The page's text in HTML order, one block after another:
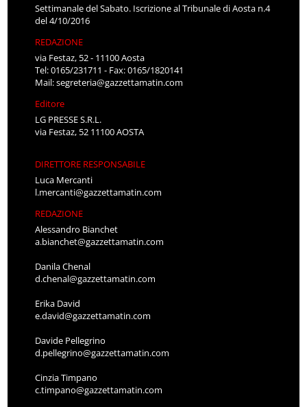
Settimanale del Sabato. Iscrizione al Tribunale di Aosta n.4
del 4/10/2016
REDAZIONE
via Festaz, 52 - 11100 Aosta
Tel: 0165/231711 - Fax: 0165/1820141
Mail:segreteria@gazzettamatin.com
Editore
LG PRESSE S.R.L.
via Festaz, 52 11100 AOSTA
DIRETTORE RESPONSABILE
Luca Mercanti
l.mercanti@gazzettamatin.com
REDAZIONE
Alessandro Bianchet
a.bianchet@gazzettamatin.com
Danila Chenal
d.chenal@gazzettamatin.com
Erika David
e.david@gazzettamatin.com
Davide Pellegrino
d.pellegrino@gazzettamatin.com
Cinzia Timpano
c.timpano@gazzettamatin.com